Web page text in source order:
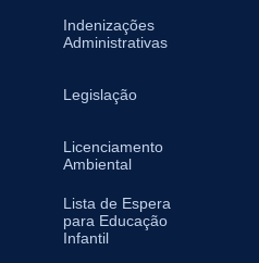
Indenizações
Administrativas
Legislação
Licenciamento
Ambiental
Lista de Espera
para Educação
Infantil